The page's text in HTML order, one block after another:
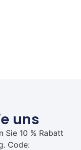
uns
Sie 10 % Rabatt
Code: